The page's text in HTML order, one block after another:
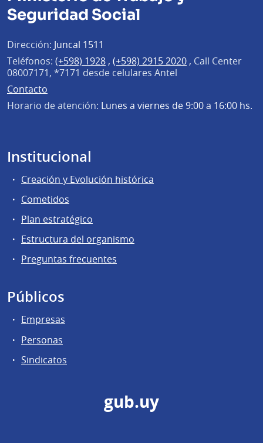
Seguridad Social
Dirección: Juncal 1511
Teléfonos: (+598) 1928 , (+598) 2915 2020 , Call Center
08007171, *7171 desde celulares Antel
Contacto
Horario de atención: Lunes a viernes de 9:00 a 16:00 hs.
Institucional
Creación y Evolución histórica
Cometidos
Plan estratégico
Estructura del organismo
Preguntas frecuentes
Públicos
Empresas
Personas
Sindicatos
gub.uy